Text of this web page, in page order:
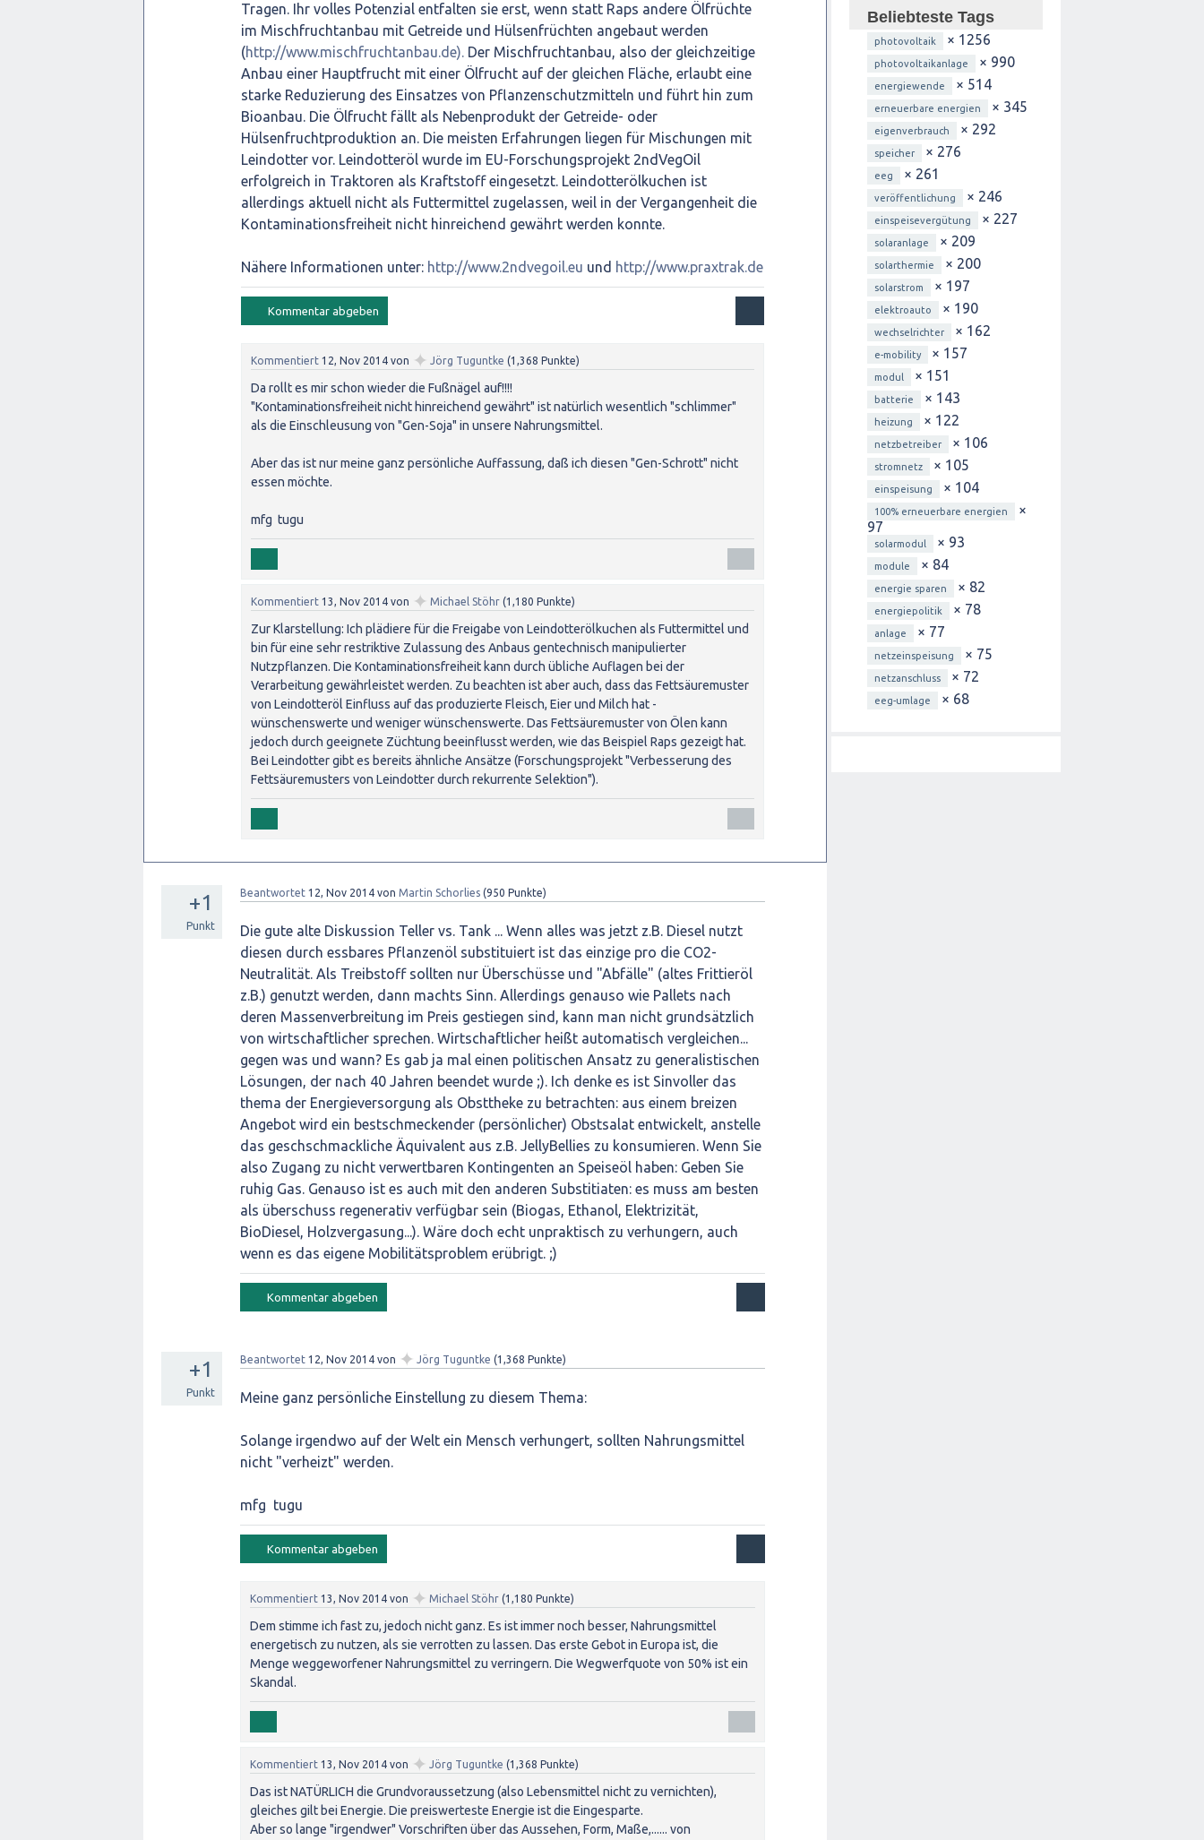
Tragen. Ihr volles Potenzial entfalten sie erst, wenn statt Raps andere Ölfrüchte
im Mischfruchtanbau mit Getreide und Hülsenfrüchten angebaut werden
(http://www.mischfruchtanbau.de). Der Mischfruchtanbau, also der gleichzeitige
Anbau einer Hauptfrucht mit einer Ölfrucht auf der gleichen Fläche, erlaubt eine
starke Reduzierung des Einsatzes von Pflanzenschutzmitteln und führt hin zum
Bioanbau. Die Ölfrucht fällt als Nebenprodukt der Getreide- oder
Hülsenfruchtproduktion an. Die meisten Erfahrungen liegen für Mischungen mit
Leindotter vor. Leindotteröl wurde im EU-Forschungsprojekt 2ndVegOil
erfolgreich in Traktoren als Kraftstoff eingesetzt. Leindotterölkuchen ist
allerdings aktuell nicht als Futtermittel zugelassen, weil in der Vergangenheit die
Kontaminationsfreiheit nicht hinreichend gewährt werden konnte.
Nähere Informationen unter: http://www.2ndvegoil.eu und http://www.praxtrak.de
Kommentiert 12, Nov 2014 von ✦ Jörg Tuguntke (1,368 Punkte)
Da rollt es mir schon wieder die Fußnägel auf!!!!
"Kontaminationsfreiheit nicht hinreichend gewährt" ist natürlich wesentlich "schlimmer"
als die Einschleusung von "Gen-Soja" in unsere Nahrungsmittel.
Aber das ist nur meine ganz persönliche Auffassung, daß ich diesen "Gen-Schrott" nicht
essen möchte.
mfg tugu
Kommentiert 13, Nov 2014 von ✦ Michael Stöhr (1,180 Punkte)
Zur Klarstellung: Ich plädiere für die Freigabe von Leindotterölkuchen als Futtermittel und
bin für eine sehr restriktive Zulassung des Anbaus gentechnisch manipulierter
Nutzpflanzen. Die Kontaminationsfreiheit kann durch übliche Auflagen bei der
Verarbeitung gewährleistet werden. Zu beachten ist aber auch, dass das Fettsäuremuster
von Leindotteröl Einfluss auf das produzierte Fleisch, Eier und Milch hat -
wünschenswerte und weniger wünschenswerte. Das Fettsäuremuster von Ölen kann
jedoch durch geeignete Züchtung beeinflusst werden, wie das Beispiel Raps gezeigt hat.
Bei Leindotter gibt es bereits ähnliche Ansätze (Forschungsprojekt "Verbesserung des
Fettsäuremusters von Leindotter durch rekurrente Selektion").
+1
Punkt
Beantwortet 12, Nov 2014 von Martin Schorlies (950 Punkte)
Die gute alte Diskussion Teller vs. Tank ... Wenn alles was jetzt z.B. Diesel nutzt
diesen durch essbares Pflanzenöl substituiert ist das einzige pro die CO2-
Neutralität. Als Treibstoff sollten nur Überschüsse und "Abfälle" (altes Frittieröl
z.B.) genutzt werden, dann machts Sinn. Allerdings genauso wie Pallets nach
deren Massenverbreitung im Preis gestiegen sind, kann man nicht grundsätzlich
von wirtschaftlicher sprechen. Wirtschaftlicher heißt automatisch vergleichen...
gegen was und wann? Es gab ja mal einen politischen Ansatz zu generalistischen
Lösungen, der nach 40 Jahren beendet wurde ;). Ich denke es ist Sinvoller das
thema der Energieversorgung als Obsttheke zu betrachten: aus einem breizen
Angebot wird ein bestschmeckender (persönlicher) Obstsalat entwickelt, anstelle
das geschschmackliche Äquivalent aus z.B. JellyBellies zu konsumieren. Wenn Sie
also Zugang zu nicht verwertbaren Kontingenten an Speiseöl haben: Geben Sie
ruhig Gas. Genauso ist es auch mit den anderen Substitiaten: es muss am besten
als überschuss regenerativ verfügbar sein (Biogas, Ethanol, Elektrizität,
BioDiesel, Holzvergasung...). Wäre doch echt unpraktisch zu verhungern, auch
wenn es das eigene Mobilitätsproblem erübrigt. ;)
+1
Punkt
Beantwortet 12, Nov 2014 von ✦ Jörg Tuguntke (1,368 Punkte)
Meine ganz persönliche Einstellung zu diesem Thema:
Solange irgendwo auf der Welt ein Mensch verhungert, sollten Nahrungsmittel
nicht "verheizt" werden.
mfg tugu
Kommentiert 13, Nov 2014 von ✦ Michael Stöhr (1,180 Punkte)
Dem stimme ich fast zu, jedoch nicht ganz. Es ist immer noch besser, Nahrungsmittel
energetisch zu nutzen, als sie verrotten zu lassen. Das erste Gebot in Europa ist, die
Menge weggeworfener Nahrungsmittel zu verringern. Die Wegwerfquote von 50% ist ein
Skandal.
Kommentiert 13, Nov 2014 von ✦ Jörg Tuguntke (1,368 Punkte)
Das ist NATÜRLICH die Grundvoraussetzung (also Lebensmittel nicht zu vernichten),
gleiches gilt bei Energie. Die preiswerteste Energie ist die Eingesparte.
Aber so lange "irgendwer" Vorschriften über das Aussehen, Form, Maße,...... von
Beliebteste Tags
photovoltaik × 1256
photovoltaikanlage × 990
energiewende × 514
erneuerbare energien × 345
eigenverbrauch × 292
speicher × 276
eeg × 261
veröffentlichung × 246
einspeisevergütung × 227
solaranlage × 209
solarthermie × 200
solarstrom × 197
elektroauto × 190
wechselrichter × 162
e-mobility × 157
modul × 151
batterie × 143
heizung × 122
netzbetreiber × 106
stromnetz × 105
einspeisung × 104
100% erneuerbare energien
×
97
solarmodul × 93
module × 84
energie sparen × 82
energiepolitik × 78
anlage × 77
netzeinspeisung × 75
netzanschluss × 72
eeg-umlage × 68